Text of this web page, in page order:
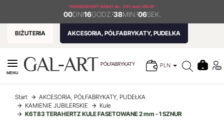
WEEKENDOWY RABAT do - 24% kod: URLOP
00DNI16GODZ. :38MIN. :06SEK.
BIŻUTERIA AKCESORIA, PÓŁFABRYKATY, PUDEŁKA
PÓŁFABRYKATY PLN
MENU
Start
AKCESORIA, PÓŁFABRYKATY, PUDEŁKA
KAMIENIE JUBILERSKIE
Kule
K6T83 TERAHERTZ KULE FASETOWANE 2 mm - 1 SZNUR